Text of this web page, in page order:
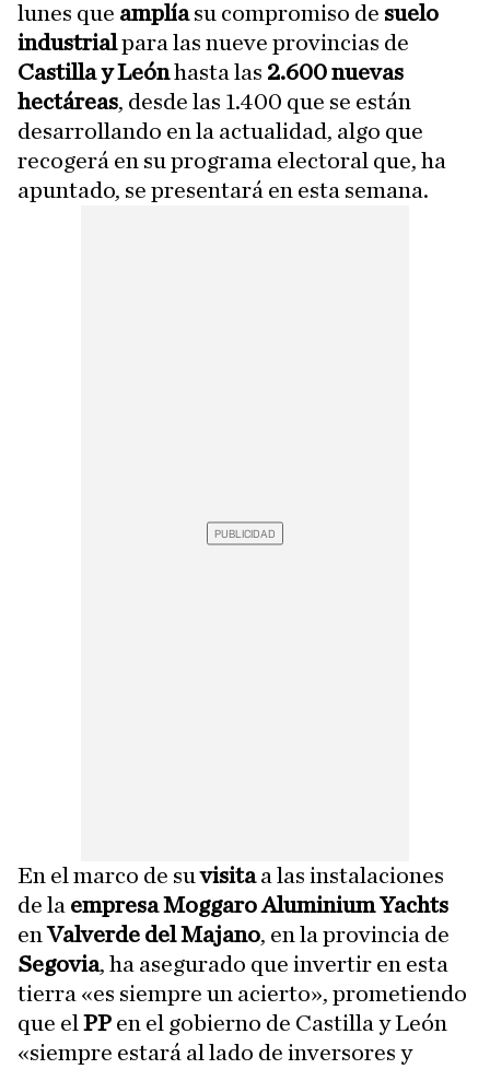
lunes que amplíasu compromiso de suelo
industrialpara las nueve provincias de
Castilla y Leónhasta las 2.600 nuevas
hectáreas, desde las 1.400 que se están
desarrollando en la actualidad, algo que
recogerá en su programa electoral que, ha
apuntado, se presentará en esta semana.
En el marco de suvisitaa las instalaciones
de la empresa Moggaro Aluminium Yachts
enValverde del Majano, en la provincia de
Segovia, ha asegurado que invertir en esta
tierra «es siempre un acierto», prometiendo
que el PP en el gobierno de Castilla y León
«siempre estará al lado de inversores y